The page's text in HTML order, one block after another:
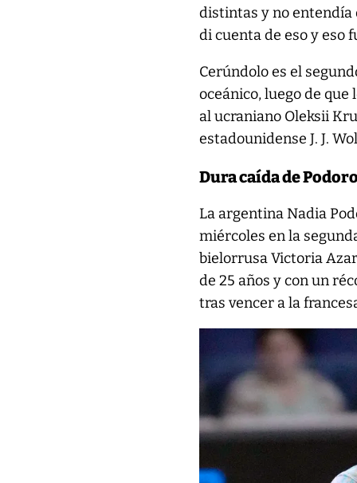
distintas y no entendía
di cuenta de eso y eso
Cerúndolo es el
oceánico, luego de que
al ucraniano Oleksii
estadounidense J. J.
Dura caída de
La argentina Nadia
miércoles en la
bielorrusa Victoria
de 25 años y con un
tras vencer a la